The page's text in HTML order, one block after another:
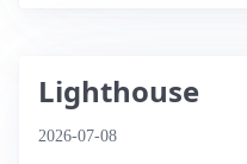
Lighthouse
2026-07-08